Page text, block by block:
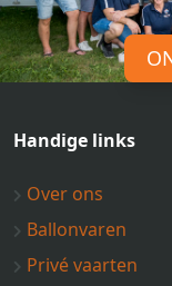
Handige links
Over ons
Ballonvaren
Privé vaarten